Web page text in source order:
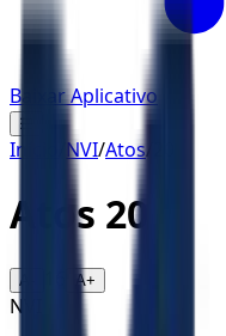
Baixar Aplicativo
☰
Início NVI/Atos/
Atos 20
A- A+
NVI